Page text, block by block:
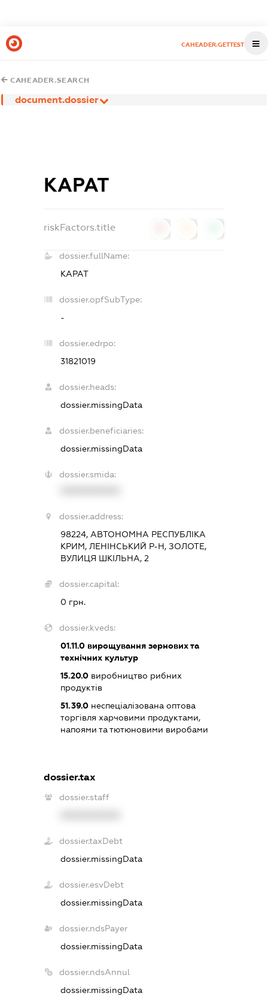
CAHEADER.GETTEST
CAHEADER.SEARCH
document.dossier
КАРАТ
riskFactors.title
dossier.fullName:
КАРАТ
dossier.opfSubType:
-
dossier.edrpo:
31821019
dossier.heads:
dossier.missingData
dossier.beneficiaries:
dossier.missingData
dossier.smida:
dossier.address:
98224, АВТОНОМНА РЕСПУБЛІКА
КРИМ, ЛЕНІНСЬКИЙ Р-Н, ЗОЛОТЕ,
ВУЛИЦЯ ШКІЛЬНА, 2
dossier.capital:
0 грн.
dossier.kveds:
01.11.0 вирощування зернових та
технічних культур
15.20.0 виробництво рибних
продуктів
51.39.0 неспеціалізована оптова
торгівля харчовими продуктами,
напоями та тютюновими виробами
dossier.tax
dossier.staff
dossier.taxDebt
dossier.missingData
dossier.esvDebt
dossier.missingData
dossier.ndsPayer
dossier.missingData
dossier.ndsAnnul
dossier.missingData